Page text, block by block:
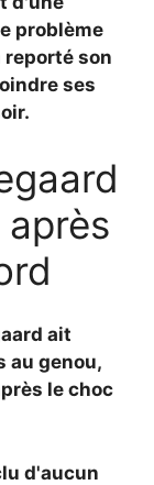
problème
reporté son
ses
ait
au genou,
le choc
d'aucun